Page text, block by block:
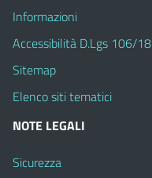
Informazioni
Accessibilità D.Lgs 106/18
Sitemap
Elenco siti tematici
NOTE LEGALI
Sicurezza